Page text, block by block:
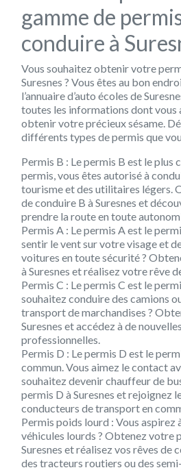
gamme de
conduire à
Vous souhaitez obtenir votre
Suresnes ? Vous êtes au bon
l’annuaire d’auto écoles de
toutes les informations dont vous
obtenir votre précieux sésame.
différents types de permis que
Permis B : Le permis B est le plus
permis, vous êtes autorisé à
tourisme et des utilitaires légers.
de conduire B à Suresnes et
prendre la route en toute
Permis A : Le permis A est le
sentir le vent sur votre visage et
voitures en toute sécurité ?
à Suresnes et réalisez votre rêve
Permis C : Le permis C est le
souhaitez conduire des camions
transport de marchandises ?
Suresnes et accédez à de
professionnelles.
Permis D : Le permis D est le
commun. Vous aimez le contact
souhaitez devenir chauffeur de
permis D à Suresnes et rejoignez
conducteurs de transport en
Permis poids lourd : Vous aspirez
véhicules lourds ? Obtenez votre
Suresnes et réalisez vos rêves de
des tracteurs routiers ou des